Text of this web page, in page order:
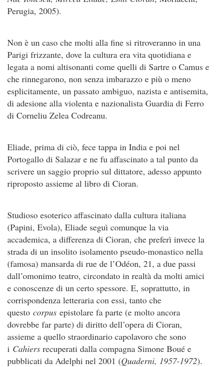
Perugia, 2005).
Non è un caso che molti alla fine si ritroveranno in una
Parigi frizzante, dove la cultura era vita quotidiana e
legata a nomi altisonanti come quelli di Sartre o Camus e
che rinnegarono, non senza imbarazzo e più o meno
esplicitamente, un passato ambiguo, nazista e antisemita,
di adesione alla violenta e nazionalista Guardia di Ferro
di Corneliu Zelea Codreanu.
Eliade, prima di ciò, fece tappa in India e poi nel
Portogallo di Salazar e ne fu affascinato a tal punto da
scrivere un saggio proprio sul dittatore, adesso appunto
riproposto assieme al libro di Cioran.
Studioso esoterico affascinato dalla cultura italiana
(Papini, Evola), Eliade seguì comunque la via
accademica, a differenza di Cioran, che preferì invece la
strada di un insolito isolamento pseudo-monastico nella
(famosa) mansarda di rue de l’Odéon, 21, a due passi
dall’omonimo teatro, circondato in realtà da molti amici
e conoscenze di un certo spessore. E, soprattutto, in
corrispondenza letteraria con essi, tanto che
questo corpus epistolare fa parte (e molto ancora
dovrebbe far parte) di diritto dell’opera di Cioran,
assieme a quello straordinario capolavoro che sono
i Cahiers recuperati dalla compagna Simone Boué e
pubblicati da Adelphi nel 2001 (Quaderni, 1957-1972).